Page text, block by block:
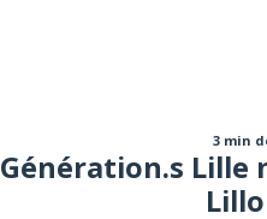
3 min
Génération.s Lille